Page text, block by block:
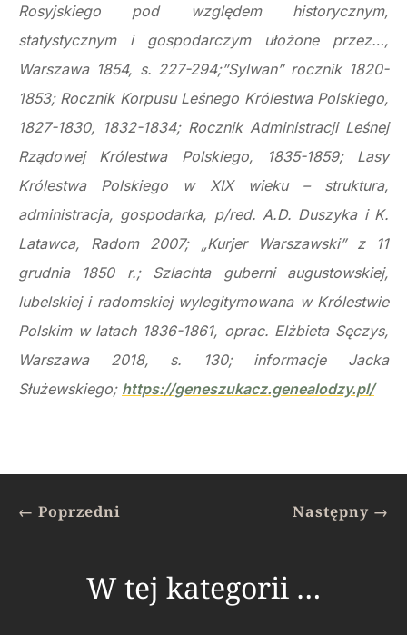
Rosyjskiego pod względem historycznym,
statystycznym i gospodarczym ułożone przez…,
Warszawa 1854, s. 227-294;”Sylwan” rocznik 1820-
1853; Rocznik Korpusu Leśnego Królestwa Polskiego,
1827-1830, 1832-1834; Rocznik Administracji Leśnej
Rządowej Królestwa Polskiego, 1835-1859; Lasy
Królestwa Polskiego w XIX wieku – struktura,
administracja, gospodarka, p/red. A.D. Duszyka i K.
Latawca, Radom 2007; „Kurjer Warszawski” z 11
grudnia 1850 r.; Szlachta guberni augustowskiej,
lubelskiej i radomskiej wylegitymowana w Królestwie
Polskim w latach 1836-1861, oprac. Elżbieta Sęczys,
Warszawa 2018, s. 130; informacje Jacka
Służewskiego; https://geneszukacz.genealodzy.pl/
← Poprzedni Następny →
W tej kategorii …